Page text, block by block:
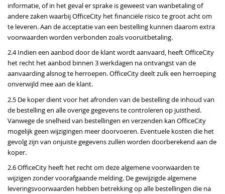
informatie, of in het geval er sprake is geweest van wanbetaling of
andere zaken waarbij OfficeCity het financiële risico te groot acht om
te leveren. Aan de acceptatie van een bestelling kunnen daarom extra
voorwaarden worden verbonden zoals vooruitbetaling.
2.4 Indien een aanbod door de klant wordt aanvaard, heeft OfficeCity
het recht het aanbod binnen 3 werkdagen na ontvangst van de
aanvaarding alsnog te herroepen. OfficeCity deelt zulk een herroeping
onverwijld mee aan de klant.
2.5 De koper dient voor het afronden van de bestelling de inhoud van
de bestelling en alle overige gegevens te controleren op juistheid.
Vanwege de snelheid van bestellingen en verzenden kan OfficeCity
mogelijk geen wijzigingen meer doorvoeren. Eventuele kosten die het
gevolg zijn van onjuiste gegevens zullen worden doorberekend aan de
koper.
2.6 OfficeCity heeft het recht om deze algemene voorwaarden te
wijzigen zonder voorafgaande melding. De gewijzigde algemene
leveringsvoorwaarden hebben betrekking op alle bestellingen die na